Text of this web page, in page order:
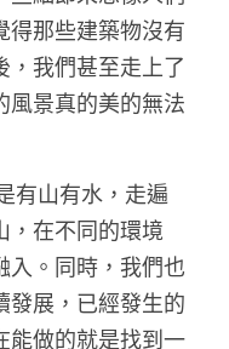
得那些建築物沒有
，我們甚至走上了
風景真的美的無法
，在不同的環境
入。同時，我們也
發展，已經發生的
能做的就是找到一